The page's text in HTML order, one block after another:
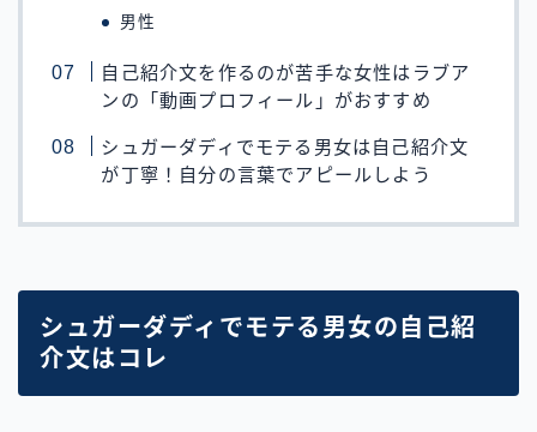
男性
自己紹介文を作るのが苦手な女性はラブア
ンの「動画プロフィール」がおすすめ
シュガーダディでモテる男女は自己紹介文
が丁寧！自分の言葉でアピールしよう
シュガーダディでモテる男女の自己紹
介文はコレ